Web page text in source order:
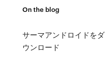
On the blog
サーマアンドロイドをダ
ウンロード